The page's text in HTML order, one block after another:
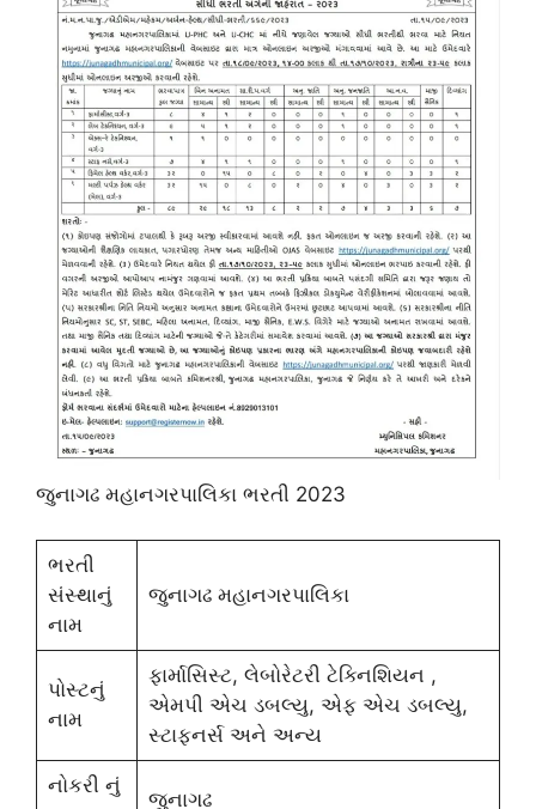
જુનાગઢ મહાનગરપાલિકા ભરતી 2023
ભરતી
સંસ્થાનું
નામ
જુનાગઢ મહાનગરપાલિકા
પોસ્ટનું
નામ
ફાર્માસિસ્ટ, લેબોરેટરી ટેક્નિશિયન ,
એમપી એચ ડબલ્યુ, એફ એચ ડબલ્યુ,
સ્ટાફનર્સ અને અન્ય
નોકરી નું
જુનાગઢ